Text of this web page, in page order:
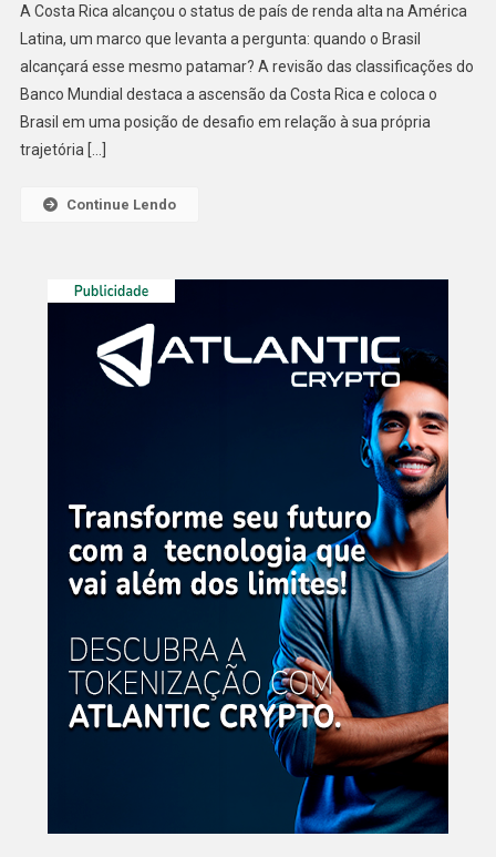
Rica
Se
Torna
O
Mais
E
Brasil,
Onde
Está?
A Costa Rica alcançou o status de país de renda alta na América
Latina, um marco que levanta a pergunta: quando o Brasil
alcançará esse mesmo patamar? A revisão das classificações do
Banco Mundial destaca a ascensão da Costa Rica e coloca o
Brasil em uma posição de desafio em relação à sua própria
trajetória […]
Continue Lendo